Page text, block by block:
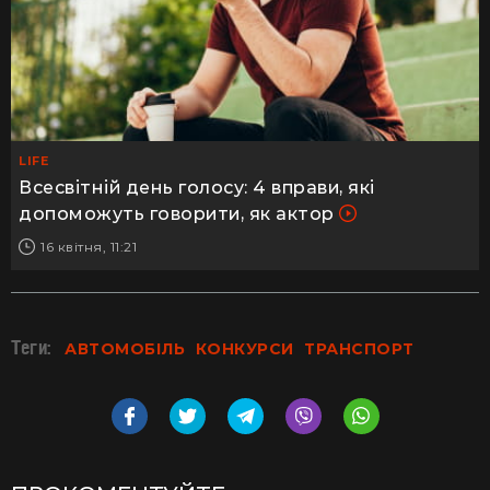
LIFE
Всесвітній день голосу: 4 вправи, які
допоможуть говорити, як актор
16 квітня, 11:21
Теги: АВТОМОБІЛЬ КОНКУРСИ ТРАНСПОРТ